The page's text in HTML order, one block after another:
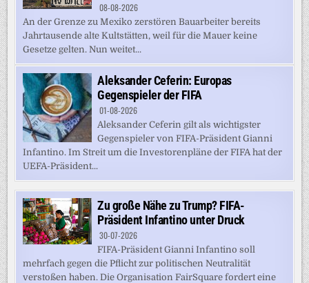
08-08-2026
An der Grenze zu Mexiko zerstören Bauarbeiter bereits
Jahrtausende alte Kultstätten, weil für die Mauer keine
Gesetze gelten. Nun weitet...
Aleksander Ceferin: Europas
Gegenspieler der FIFA
01-08-2026
Aleksander Ceferin gilt als wichtigster
Gegenspieler von FIFA-Präsident Gianni
Infantino. Im Streit um die Investorenpläne der FIFA hat der
UEFA-Präsident...
Zu große Nähe zu Trump? FIFA-
Präsident Infantino unter Druck
30-07-2026
FIFA-Präsident Gianni Infantino soll
mehrfach gegen die Pflicht zur politischen Neutralität
verstoßen haben. Die Organisation FairSquare fordert eine